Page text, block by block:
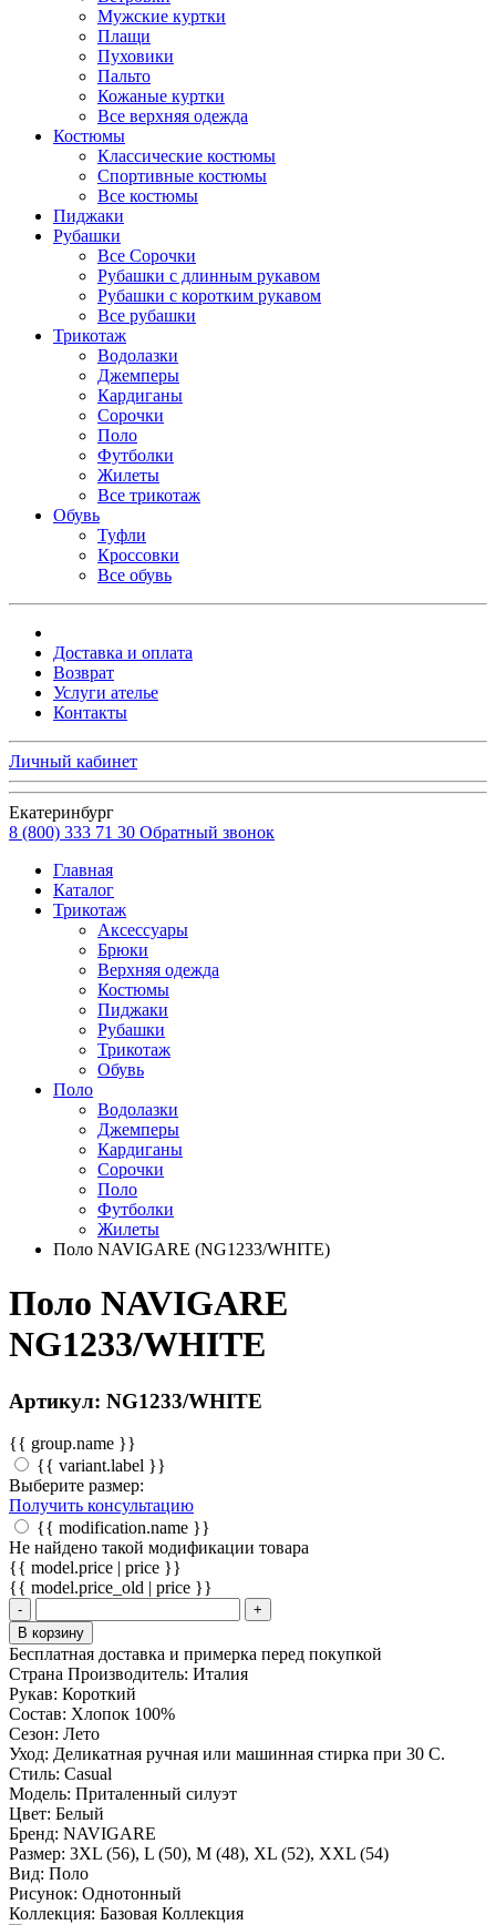
Мужские куртки
Плащи
Пуховики
Пальто
Кожаные куртки
Все верхняя одежда
Костюмы
Классические костюмы
Спортивные костюмы
Все костюмы
Пиджаки
Рубашки
Все Сорочки
Рубашки с длинным рукавом
Рубашки с коротким рукавом
Все рубашки
Трикотаж
Водолазки
Джемперы
Кардиганы
Сорочки
Поло
Футболки
Жилеты
Все трикотаж
Обувь
Туфли
Кроссовки
Все обувь
Доставка и оплата
Возврат
Услуги ателье
Контакты
Личный кабинет
Екатеринбург
8 (800) 333 71 30 Обратный звонок
Главная
Каталог
Трикотаж
Аксессуары
Брюки
Верхняя одежда
Костюмы
Пиджаки
Рубашки
Трикотаж
Обувь
Поло
Водолазки
Джемперы
Кардиганы
Сорочки
Поло
Футболки
Жилеты
Поло NAVIGARE (NG1233/WHITE)
Поло NAVIGARE
NG1233/WHITE
Артикул: NG1233/WHITE
{{ group.name }}
{{ variant.label }}
Выберите размер:
Получить консультацию
{{ modification.name }}
Не найдено такой модификации товара
{{ model.price | price }}
{{ model.price_old | price }}
-
+
В корзину
Бесплатная доставка и примерка перед покупкой
Страна Производитель: Италия
Рукав: Короткий
Состав: Хлопок 100%
Сезон: Лето
Уход: Деликатная ручная или машинная стирка при 30 С.
Стиль: Casual
Модель: Приталенный силуэт
Цвет: Белый
Бренд: NAVIGARE
Размер: 3XL (56), L (50), M (48), XL (52), XXL (54)
Вид: Поло
Рисунок: Однотонный
Коллекция: Базовая Коллекция